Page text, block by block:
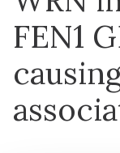
FEN1